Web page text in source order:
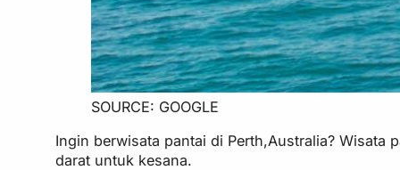
SOURCE: GOOGLE
Ingin berwisata pantai di Perth,Australia? Wisata
darat untuk kesana.